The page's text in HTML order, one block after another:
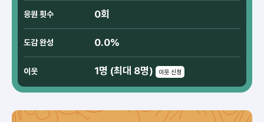
응원 횟수 0회
도감 완성 0.0%
이웃 1명 (최대 8명) 이웃 신청